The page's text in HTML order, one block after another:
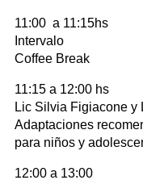
11:00 a 11:15hs
Intervalo
Coffee Break
11:15 a 12:00 hs
Lic Silvia Figiacone y
Adaptaciones
para niños y
12:00 a 13:00